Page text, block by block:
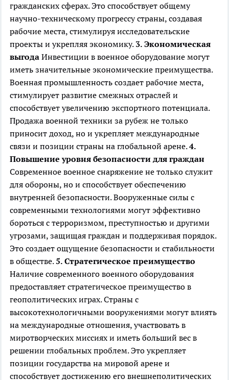
гражданских сферах. Это способствует общему
научно-техническому прогрессу страны, создавая
рабочие места, стимулируя исследовательские
проекты и укрепляя экономику. 3. Экономическая
выгода Инвестиции в военное оборудование могут
иметь значительные экономические преимущества.
Военная промышленность создает рабочие места,
стимулирует развитие смежных отраслей и
способствует увеличению экспортного потенциала.
Продажа военной техники за рубеж не только
приносит доход, но и укрепляет международные
связи и позиции страны на глобальной арене.4.
Повышение уровня безопасности для граждан
Современное военное снаряжение не только служит
для обороны, но и способствует обеспечению
внутренней безопасности. Вооруженные силы с
современными технологиями могут эффективно
бороться с терроризмом, преступностью и другими
угрозами, защищая граждан и поддерживая порядок.
Это создает ощущение безопасности и стабильности
в обществе.5. Стратегическое преимущество
Наличие современного военного оборудования
предоставляет стратегическое преимущество в
геополитических играх. Страны с
высокотехнологичными вооружениями могут влиять
на международные отношения, участвовать в
миротворческих миссиях и иметь больший вес в
решении глобальных проблем. Это укрепляет
позиции государства на мировой арене и
способствует достижению его внешнеполитических